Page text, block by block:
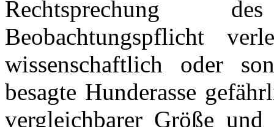
Rechtsprechung
Beobachtungspflicht
wissenschaftlich oder
besagte Hunderasse
vergleichbarer Größe